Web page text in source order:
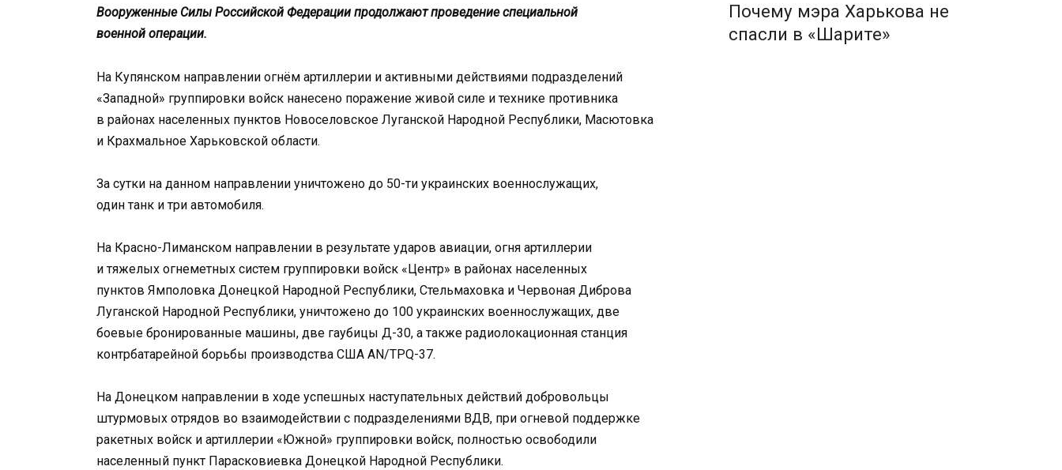
Вооруженные Силы Российской Федерации продолжают проведение специальной
военной операции.
На Купянском направлении огнём артиллерии и активными действиями подразделений
«Западной» группировки войск нанесено поражение живой силе и технике противника
в районах населенных пунктов Новоселовское Луганской Народной Республики, Масютовка
и Крахмальное Харьковской области.
За сутки на данном направлении уничтожено до 50-ти украинских военнослужащих,
один танк и три автомобиля.
На Красно-Лиманском направлении в результате ударов авиации, огня артиллерии
и тяжелых огнеметных систем группировки войск «Центр» в районах населенных
пунктов Ямполовка Донецкой Народной Республики, Стельмаховка и Червоная Диброва
Луганской Народной Республики, уничтожено до 100 украинских военнослужащих, две
боевые бронированные машины, две гаубицы Д-30, а также радиолокационная станция
контрбатарейной борьбы производства США AN/TPQ-37.
На Донецком направлении в ходе успешных наступательных действий добровольцы
штурмовых отрядов во взаимодействии с подразделениями ВДВ, при огневой поддержке
ракетных войск и артиллерии «Южной» группировки войск, полностью освободили
населенный пункт Парасковиевка Донецкой Народной Республики.
Почему мэра Харькова не
спасли в «Шарите»